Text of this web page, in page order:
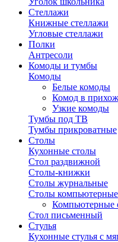
Стеллажи
Книжные стеллажи
Угловые стеллажи
Полки
Антресоли
Комоды и тумбы
Комоды
Белые комоды
Комод в
Узкие комоды
Тумбы под ТВ
Тумбы прикроватные
Столы
Кухонные столы
Стол раздвижной
Столы-книжки
Столы журнальные
Столы компьютерные
Компьютерные
Стол письменный
Стулья
Кухонные стулья с